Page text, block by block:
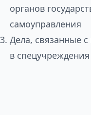
органов
самоуправления
Дела, связанные
в